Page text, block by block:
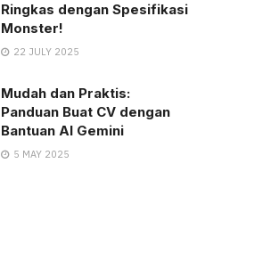
Ringkas dengan Spesifikasi
Monster!
22 JULY 2025
Mudah dan Praktis:
Panduan Buat CV dengan
Bantuan AI Gemini
5 MAY 2025